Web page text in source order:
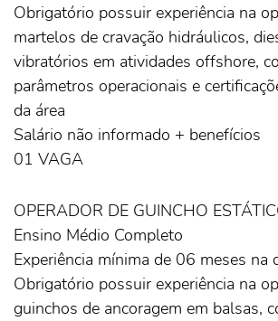
Obrigatório possuir experiência na
martelos de cravação hidráulicos,
vibratórios em atividades offshore,
parâmetros operacionais e
da área
Salário não informado + benefícios
01 VAGA
OPERADOR DE GUINCHO
Ensino Médio Completo
Experiência mínima de 06 meses na
Obrigatório possuir experiência na
guinchos de ancoragem em balsas,